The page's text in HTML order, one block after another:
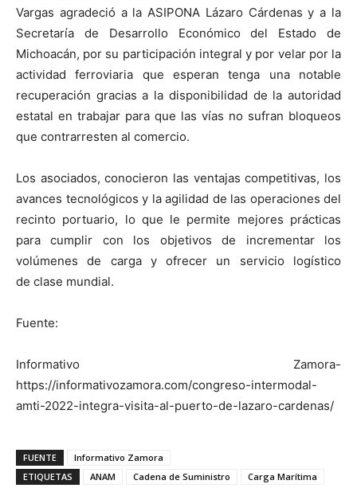
Vargas agradeció a la ASIPONA Lázaro Cárdenas y a la
Secretaría de Desarrollo Económico del Estado de
Michoacán, por su participación integral y por velar por la
actividad ferroviaria que esperan tenga una notable
recuperación gracias a la disponibilidad de la autoridad
estatal en trabajar para que las vías no sufran bloqueos
que contrarresten al comercio.
Los asociados, conocieron las ventajas competitivas, los
avances tecnológicos y la agilidad de las operaciones del
recinto portuario, lo que le permite mejores prácticas
para cumplir con los objetivos de incrementar los
volúmenes de carga y ofrecer un servicio logístico
de clase mundial.
Fuente:
Informativo Zamora-
https://informativozamora.com/congreso-intermodal-
amti-2022-integra-visita-al-puerto-de-lazaro-cardenas/
FUENTE
Informativo Zamora
ETIQUETAS
ANAM Cadena de Suministro
Carga Marítima